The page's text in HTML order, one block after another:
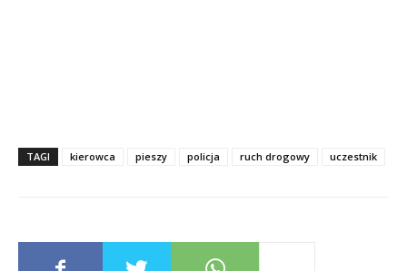
TAGI kierowca pieszy policja ruch drogowy uczestnik